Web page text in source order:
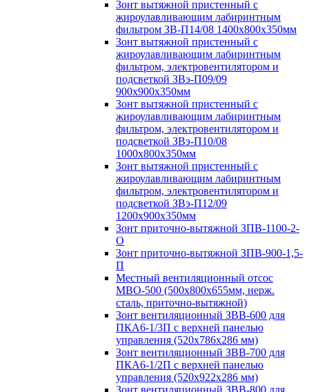
Зонт вытяжной пристенный с
жироулавливающим лабиринтным
фильтром ЗВ-П14/08 1400х800х350мм
Зонт вытяжной пристенный с
жироулавливающим лабиринтным
фильтром, электровентилятором и
подсветкой ЗВэ-П09/09
900х900х350мм
Зонт вытяжной пристенный с
жироулавливающим лабиринтным
фильтром, электровентилятором и
подсветкой ЗВэ-П10/08
1000х800х350мм
Зонт вытяжной пристенный с
жироулавливающим лабиринтным
фильтром, электровентилятором и
подсветкой ЗВэ-П12/09
1200х900х350мм
Зонт приточно-вытяжной ЗПВ-1100-2-
О
Зонт приточно-вытяжной ЗПВ-900-1,5-
П
Местный вентиляционный отсос
МВО-500 (500х800х655мм, нерж.
сталь, приточно-вытяжной)
Зонт вентиляционный ЗВВ-600 для
ПКА6-1/3П с верхней панелью
управления (520х786х286 мм)
Зонт вентиляционный ЗВВ-700 для
ПКА6-1/2П с верхней панелью
управления (520х922х286 мм)
Зонт вентиляционный ЗВВ-800 для